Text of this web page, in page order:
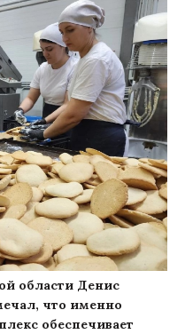
области Денис
что именно
обеспечивает